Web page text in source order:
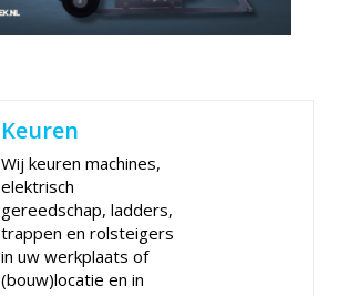
Keuren
Wij keuren machines,
elektrisch
gereedschap, ladders,
trappen en rolsteigers
in uw werkplaats of
(bouw)locatie en in